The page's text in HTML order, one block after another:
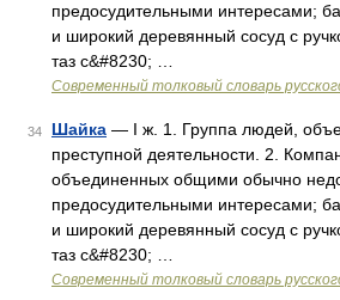
предосудительными интересами;
и широкий деревянный сосуд с
таз с&#8230; …
Современный толковый словарь
34 Шайка — I ж. 1. Группа людей,
преступной деятельности. 2.
объединенных общими обычно
предосудительными интересами;
и широкий деревянный сосуд с
таз с&#8230; …
Современный толковый словарь